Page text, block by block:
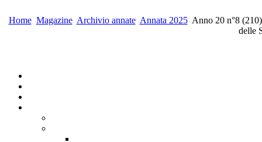
Home Magazine Archivio annate Annata 2025 Anno 20 n°8
delle